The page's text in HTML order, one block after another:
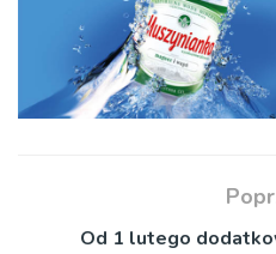
Od 1 lutego